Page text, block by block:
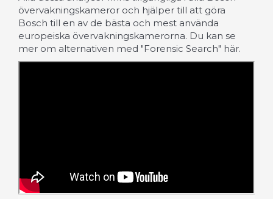
övervakningskameror och hjälper till att göra
Bosch till en av de bästa och mest använda
europeiska övervakningskamerorna. Du kan se
mer om alternativen med "Forensic Search" här.